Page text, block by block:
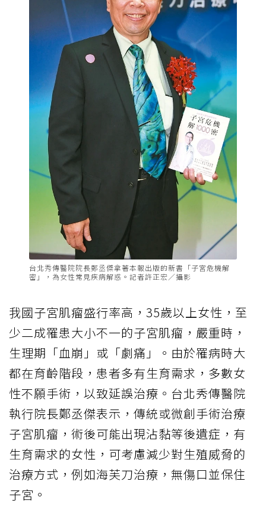
台北秀傳醫院院長鄭丞傑拿著本報出版的新書「子宮危機解
密」，為女性常見疾病解惑。記者許正宏／攝影
我國子宮肌瘤盛行率高，35歲以上女性，至
少二成罹患大小不一的子宮肌瘤，嚴重時，
生理期「血崩」或「劇痛」。由於罹病時大
都在育齡階段，患者多有生育需求，多數女
性不願手術，以致延誤治療。台北秀傳醫院
執行院長鄭丞傑表示，傳統或微創手術治療
子宮肌瘤，術後可能出現沾黏等後遺症，有
生育需求的女性，可考慮減少對生殖威脅的
治療方式，例如海芙刀治療，無傷口並保住
子宮。